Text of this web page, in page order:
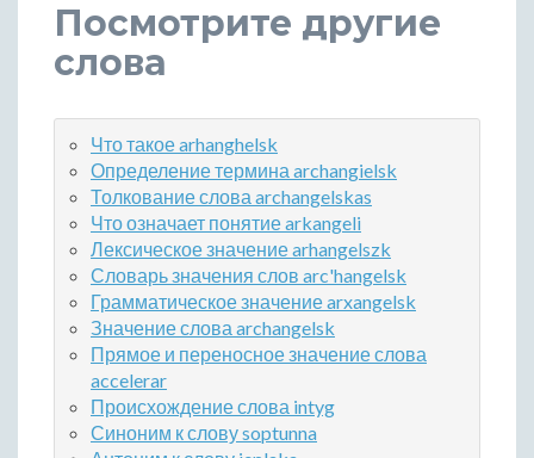
Посмотрите другие
слова
Что такое arhanghelsk
Определение термина archangielsk
Толкование слова archangelskas
Что означает понятие arkangeli
Лексическое значение arhangelszk
Словарь значения слов arc'hangelsk
Грамматическое значение arxangelsk
Значение слова archangelsk
Прямое и переносное значение слова
accelerar
Происхождение слова intyg
Синоним к слову soptunna